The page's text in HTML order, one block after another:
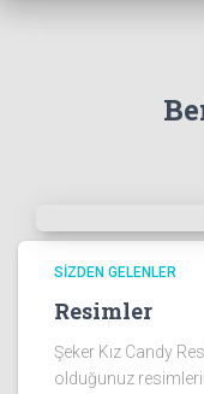
SIZDEN GELENLER
Resimler
Şeker Kız Candy
olduğunuz